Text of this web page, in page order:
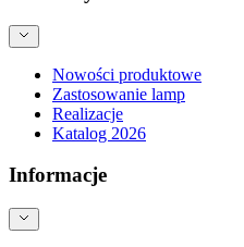
Nowości produktowe
Zastosowanie lamp
Realizacje
Katalog 2026
Informacje